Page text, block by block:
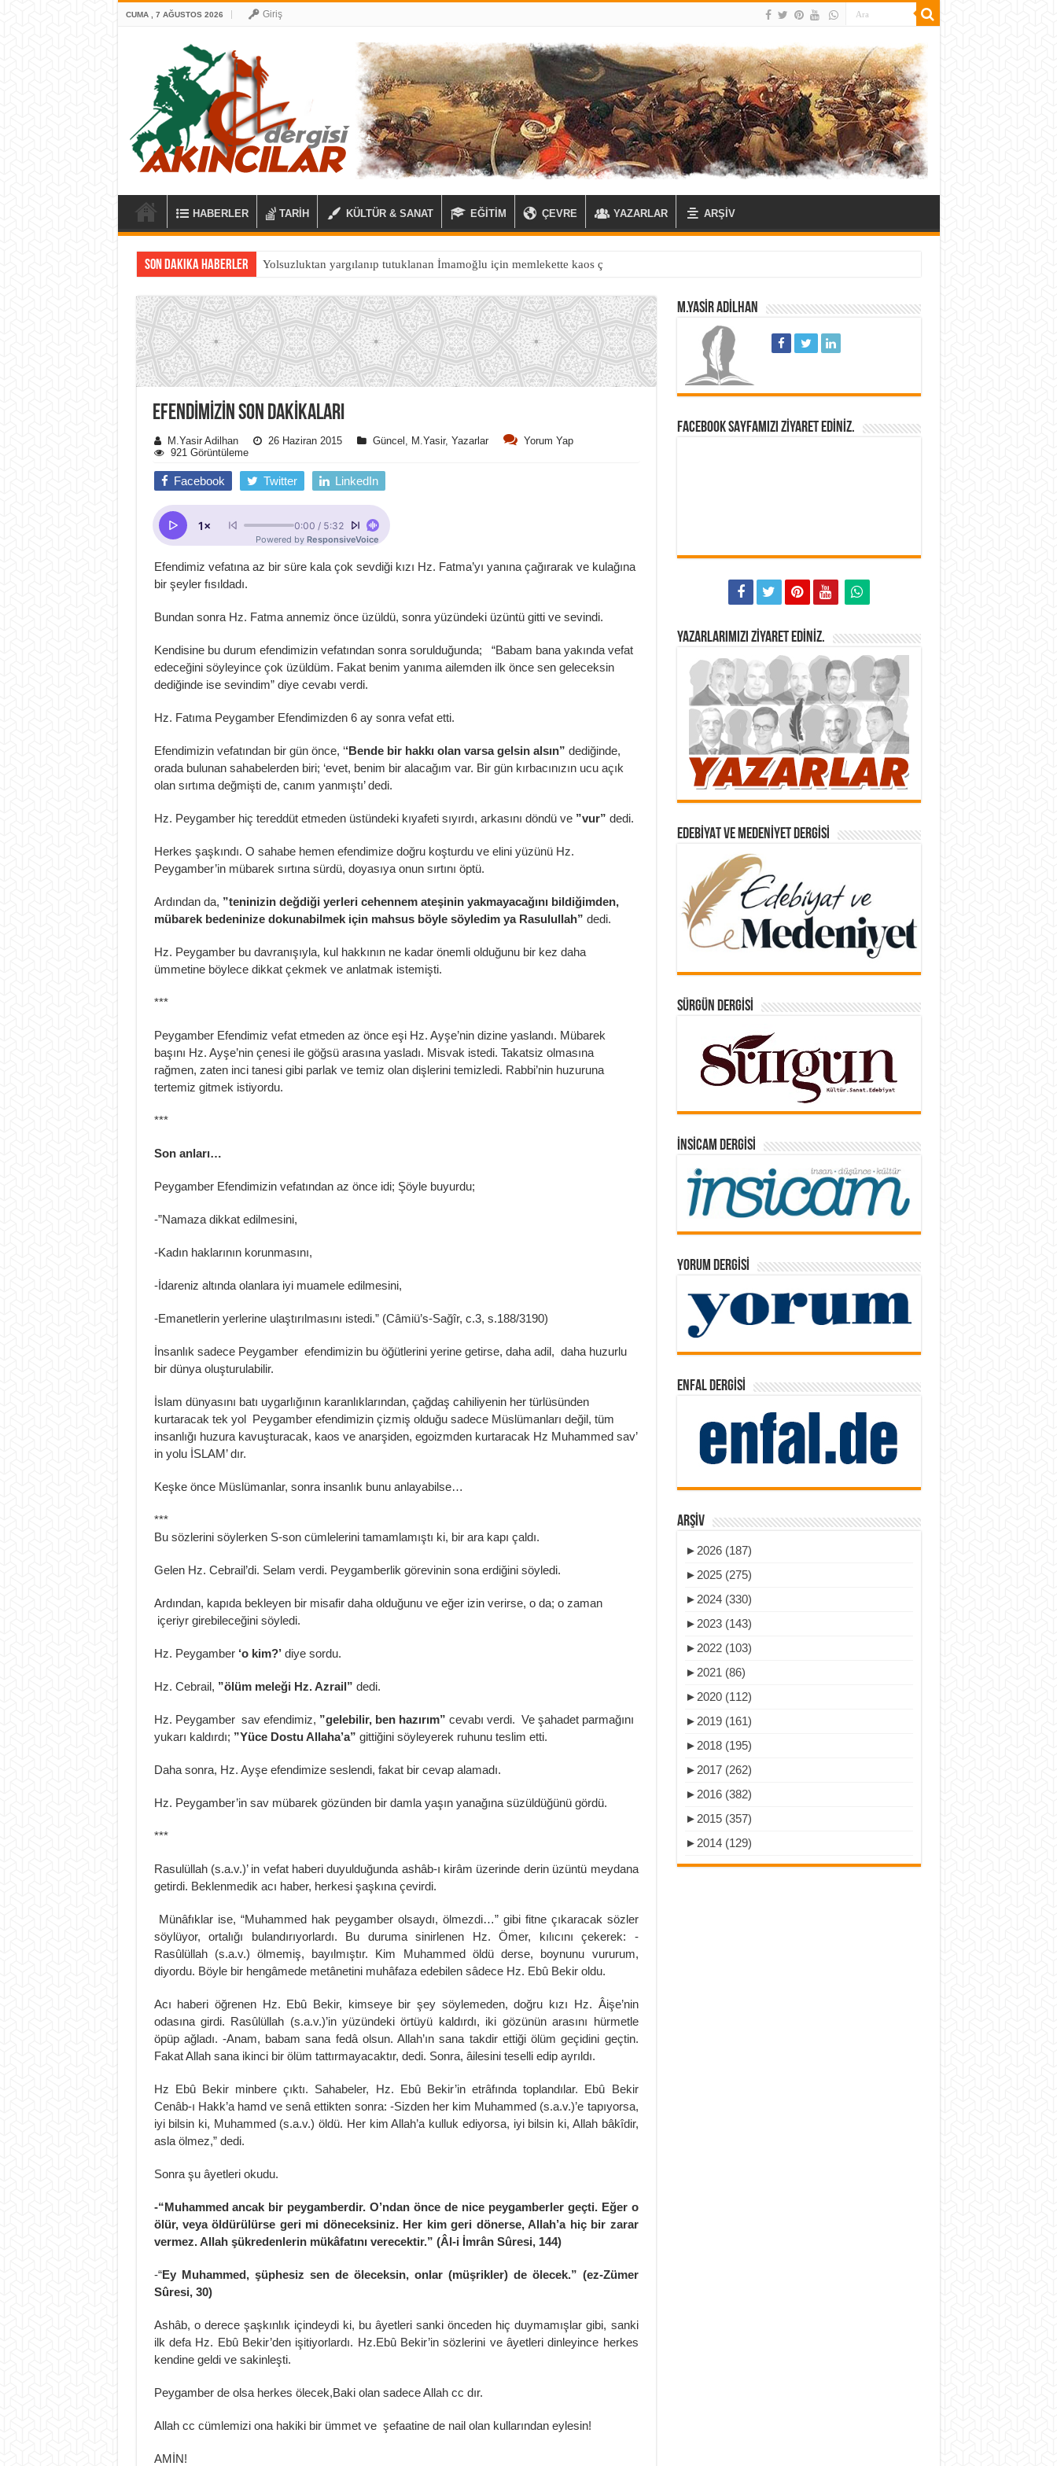
CUMA , 7 AĞUSTOS 2026 Giriş
HABERLER TARİH KÜLTÜR & SANAT EĞİTİM ÇEVRE YAZARLAR ARŞİV
Son Dakika Haberler
EFENDIMIZIN SON DAKIKALARI
M.Yasir Adilhan 26 Haziran 2015 Güncel , M.Yasir, Yazarlar
Yorum Yap
921 Görüntüleme
Facebook Twitter LinkedIn
Efendimiz vefatına az bir süre kala çok sevdiği kızı Hz. Fatma’yı yanına çağırarak ve kulağına
bir şeyler fısıldadı.
Bundan sonra Hz. Fatma annemiz önce üzüldü, sonra yüzündeki üzüntü gitti ve sevindi.
Kendisine bu durum efendimizin vefatından sonra sorulduğunda; “Babam bana yakında vefat
edeceğini söyleyince çok üzüldüm. Fakat benim yanıma ailemden ilk önce sen geleceksin
dediğinde ise sevindim” diye cevabı verdi.
Hz. Fatıma Peygamber Efendimizden 6 ay sonra vefat etti.
Efendimizin vefatından bir gün önce, ‘‘Bende bir hakkı olan varsa gelsin alsın” dediğinde,
orada bulunan sahabelerden biri; ‘evet, benim bir alacağım var. Bir gün kırbacınızın ucu açık
olan sırtıma değmişti de, canım yanmıştı’ dedi.
Hz. Peygamber hiç tereddüt etmeden üstündeki kıyafeti sıyırdı, arkasını döndü ve”vur” dedi.
Herkes şaşkındı. O sahabe hemen efendimize doğru koşturdu ve elini yüzünü Hz.
Peygamber’in mübarek sırtına sürdü, doyasıya onun sırtını öptü.
Ardından da, ”teninizin değdiği yerleri cehennem ateşinin yakmayacağını bildiğimden,
mübarek bedeninize dokunabilmek için mahsus böyle söyledim ya Rasulullah” dedi.
Hz. Peygamber bu davranışıyla, kul hakkının ne kadar önemli olduğunu bir kez daha
ümmetine böylece dikkat çekmek ve anlatmak istemişti.
***
Peygamber Efendimiz vefat etmeden az önce eşi Hz. Ayşe’nin dizine yaslandı. Mübarek
başını Hz. Ayşe’nin çenesi ile göğsü arasına yasladı. Misvak istedi. Takatsiz olmasına
rağmen, zaten inci tanesi gibi parlak ve temiz olan dişlerini temizledi. Rabbi’nin huzuruna
tertemiz gitmek istiyordu.
***
Son anları…
Peygamber Efendimizin vefatından az önce idi; Şöyle buyurdu;
-”Namaza dikkat edilmesini,
-Kadın haklarının korunmasını,
-İdareniz altında olanlara iyi muamele edilmesini,
-Emanetlerin yerlerine ulaştırılmasını istedi.” (Câmiü’s-Sağîr, c.3, s.188/3190)
İnsanlık sadece Peygamber efendimizin bu öğütlerini yerine getirse, daha adil, daha huzurlu
bir dünya oluşturulabilir.
İslam dünyasını batı uygarlığının karanlıklarından, çağdaş cahiliyenin her türlüsünden
kurtaracak tek yol Peygamber efendimizin çizmiş olduğu sadece Müslümanları değil, tüm
insanlığı huzura kavuşturacak, kaos ve anarşiden, egoizmden kurtaracak Hz Muhammed sav’
in yolu İSLAM’ dır.
Keşke önce Müslümanlar, sonra insanlık bunu anlayabilse…
***
Bu sözlerini söylerken S-son cümlelerini tamamlamıştı ki, bir ara kapı çaldı.
Gelen Hz. Cebrail’di. Selam verdi. Peygamberlik görevinin sona erdiğini söyledi.
Ardından, kapıda bekleyen bir misafir daha olduğunu ve eğer izin verirse, o da; o zaman
içeriyr girebileceğini söyledi.
Hz. Peygamber ‘o kim?’diye sordu.
Hz. Cebrail, ”ölüm meleği Hz. Azrail” dedi.
Hz. Peygamber sav efendimiz, ”gelebilir, ben hazırım” cevabı verdi. Ve şahadet parmağını
yukarı kaldırdı; ”Yüce Dostu Allaha’a” gittiğini söyleyerek ruhunu teslim etti.
Daha sonra, Hz. Ayşe efendimize seslendi, fakat bir cevap alamadı.
Hz. Peygamber’in sav mübarek gözünden bir damla yaşın yanağına süzüldüğünü gördü.
***
Rasulüllah (s.a.v.)’ in vefat haberi duyulduğunda ashâb-ı kirâm üzerinde derin üzüntü meydana
getirdi. Beklenmedik acı haber, herkesi şaşkına çevirdi.
Münâfıklar ise, “Muhammed hak peygamber olsaydı, ölmezdi…” gibi fitne çıkaracak sözler
söylüyor, ortalığı bulandırıyorlardı. Bu duruma sinirlenen Hz. Ömer, kılıcını çekerek: -
Rasûlüllah (s.a.v.) ölmemiş, bayılmıştır. Kim Muhammed öldü derse, boynunu vururum,
diyordu. Böyle bir hengâmede metânetini muhâfaza edebilen sâdece Hz. Ebû Bekir oldu.
Acı haberi öğrenen Hz. Ebû Bekir, kimseye bir şey söylemeden, doğru kızı Hz. Âişe’nin
odasına girdi. Rasûlüllah (s.a.v.)’in yüzündeki örtüyü kaldırdı, iki gözünün arasını hürmetle
öpüp ağladı. -Anam, babam sana fedâ olsun. Allah’ın sana takdir ettiği ölüm geçidini geçtin.
Fakat Allah sana ikinci bir ölüm tattırmayacaktır, dedi. Sonra, âilesini teselli edip ayrıldı.
Hz Ebû Bekir minbere çıktı. Sahabeler, Hz. Ebû Bekir’in etrâfında toplandılar. Ebû Bekir
Cenâb-ı Hakk’a hamd ve senâ ettikten sonra: -Sizden her kim Muhammed (s.a.v.)’e tapıyorsa,
iyi bilsin ki, Muhammed (s.a.v.) öldü. Her kim Allah’a kulluk ediyorsa, iyi bilsin ki, Allah bâkîdir,
asla ölmez,” dedi.
Sonra şu âyetleri okudu.
-“Muhammed ancak bir peygamberdir. O’ndan önce de nice peygamberler geçti. Eğer o
ölür, veya öldürülürse geri mi döneceksiniz. Her kim geri dönerse, Allah’a hiç bir zarar
vermez. Allah şükredenlerin mükâfatını verecektir.” (Âl-i İmrân Sûresi, 144)
-“Ey Muhammed, şüphesiz sen de öleceksin, onlar (müşrikler) de ölecek.” (ez-Zümer
Sûresi, 30)
Ashâb, o derece şaşkınlık içindeydi ki, bu âyetleri sanki önceden hiç duymamışlar gibi, sanki
ilk defa Hz. Ebû Bekir’den işitiyorlardı. Hz.Ebû Bekir’in sözlerini ve âyetleri dinleyince herkes
kendine geldi ve sakinleşti.
Peygamber de olsa herkes ölecek,Baki olan sadece Allah cc dır.
Allah cc cümlemizi ona hakiki bir ümmet ve şefaatine de nail olan kullarından eylesin!
AMİN!
M.YASIR ADILHAN
FACEBOOK SAYFAMIZI ZIYARET EDINIZ.
YAZARLARIMIZI ZIYARET EDINIZ.
EDEBIYAT VE MEDENIYET DERGISI
SÜRGÜN DERGISI
İNSICAM DERGISI
YORUM DERGISI
ENFAL DERGISI
ARŞIV
► 2026 (187)
► 2025 (275)
► 2024 (330)
► 2023 (143)
► 2022 (103)
► 2021 (86)
► 2020 (112)
► 2019 (161)
► 2018 (195)
► 2017 (262)
► 2016 (382)
► 2015 (357)
► 2014 (129)